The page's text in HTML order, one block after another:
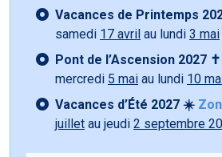
Vacances de Printemps
samedi 17 avril au lundi 3 mai
Pont de l’Ascension 2027 ✝️
mercredi 5 mai au lundi 10
Vacances d’Été 2027 ☀️
juillet au jeudi 2 septembre